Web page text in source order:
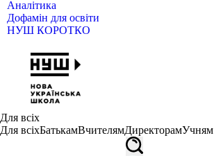
Аналітика
Дофамін для освіти
НУШ КОРОТКО
Для всіх
Для всіхБатькамВчителямДиректорамУчням